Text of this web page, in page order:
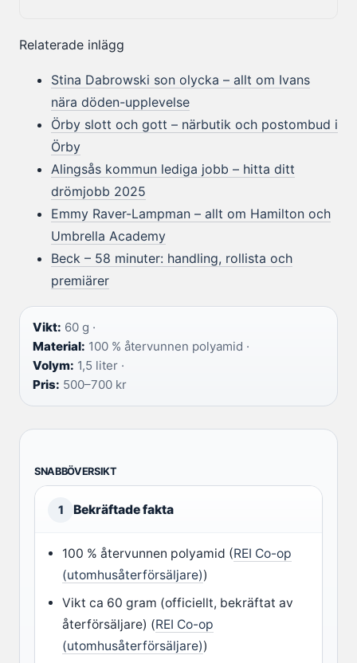
Relaterade inlägg
Stina Dabrowski son olycka – allt om Ivans
nära döden-upplevelse
Örby slott och gott – närbutik och postombud i
Örby
Alingsås kommun lediga jobb – hitta ditt
drömjobb 2025
Emmy Raver-Lampman – allt om Hamilton och
Umbrella Academy
Beck – 58 minuter: handling, rollista och
premiärer
Vikt: 60 g ·
Material: 100 % återvunnen polyamid ·
Volym: 1,5 liter ·
Pris: 500–700 kr
SNABBÖVERSIKT
1 Bekräftade fakta
100 % återvunnen polyamid (REI Co-op
(utomhusåterförsäljare))
Vikt ca 60 gram (officiellt, bekräftat av
återförsäljare) (REI Co-op
(utomhusåterförsäljare))